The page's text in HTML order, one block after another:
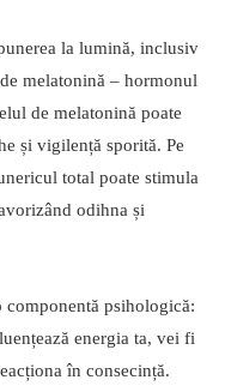
la lumină, inclusiv
melatonină – hormonul
de melatonină poate
și vigilență sporită. Pe
total poate stimula
odihna și
componentă psihologică:
energia ta, vei fi
în consecință.